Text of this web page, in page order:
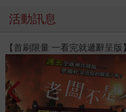
活動訊息
春光ｘ奇幻基地｜全書系展